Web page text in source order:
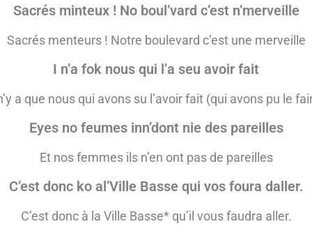
Sacrés minteux ! No boul’vard c’est n’merveille
Sacrés menteurs ! Notre boulevard c’est une merveille
I n’a fok nous qui l’a seu avoir fait
a que nous qui avons su l’avoir fait (qui avons pu le
Eyes no feumes inn’dont nie des pareilles
Et nos femmes ils n’en ont pas de pareilles
C’est donc ko al’Ville Basse qui vos foura daller.
C’est donc à la Ville Basse* qu’il vous faudra aller.